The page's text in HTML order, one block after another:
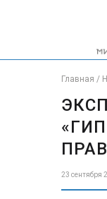
Главная /
23 сентября